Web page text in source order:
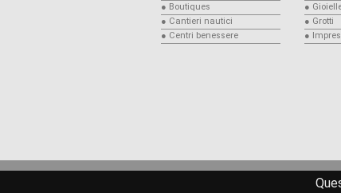
● Boutiques
● Cantieri nautici
● Centri benessere
●
● Grotti
●